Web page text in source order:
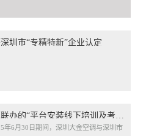
圳市“专精特新”企业认定
年6月30日期间，深圳大金空调与深圳市